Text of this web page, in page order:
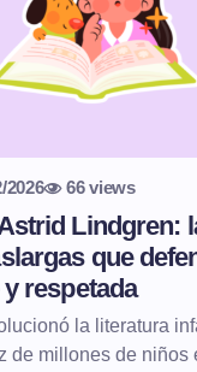
2026 66 views
Lindgren:
que
respetada
la literatura
de millones de niños